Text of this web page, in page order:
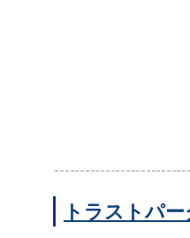
トラストパ